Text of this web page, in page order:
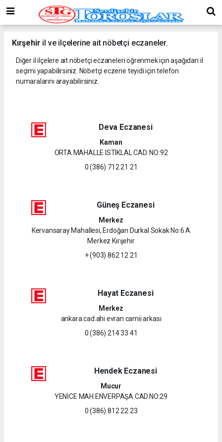
Kırşehir il ve ilçelerine ait nöbetçi eczaneler.
Diğer il ilçelere ait nöbetçi eczaneleri öğrenmek için aşağıdan il
seçimi yapabilirsiniz. Nöbetçi eczene teyidi için telefon
numaralarını arayabilirsiniz.
Deva Eczanesi
Kaman
ORTA MAHALLE ISTIKLAL CAD. NO:92
0 (386) 712 21 21
Güneş Eczanesi
Merkez
Kervansaray Mahallesi, Erdoğan Durkal Sokak No:6 A
Merkez Kırşehir
+ (903) 862 12 21
Hayat Eczanesi
Merkez
ankara cad.ahi evran camii arkası
0 (386) 214 33 41
Hendek Eczanesi
Mucur
YENİCE MAH.ENVERPAŞA CAD.NO:29
0 (386) 812 22 23